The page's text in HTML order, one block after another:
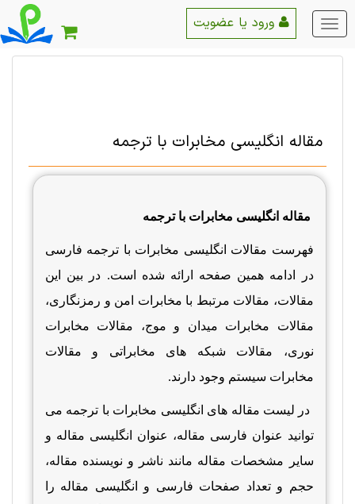
منو
اصلی
مقاله انگلیسی مخابرات با ترجمه
مقاله انگلیسی مخابرات با ترجمه
فهرست مقالات انگلیسی مخابرات با ترجمه فارسی
در ادامه همین صفحه ارائه شده است. در بین این
مقالات، مقالات مرتبط با مخابرات امن و رمزنگاری،
مقالات مخابرات میدان و موج، مقالات مخابرات
نوری، مقالات شبکه های مخابراتی و مقالات
مخابرات سیستم وجود دارند.
در لیست مقاله های انگلیسی مخابرات با ترجمه می
توانید عنوان فارسی مقاله، عنوان انگلیسی مقاله و
سایر مشخصات مقاله مانند ناشر و نویسنده مقاله،
حجم و تعداد صفحات فارسی و انگلیسی مقاله را